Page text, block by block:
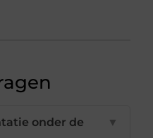
onder de
▼